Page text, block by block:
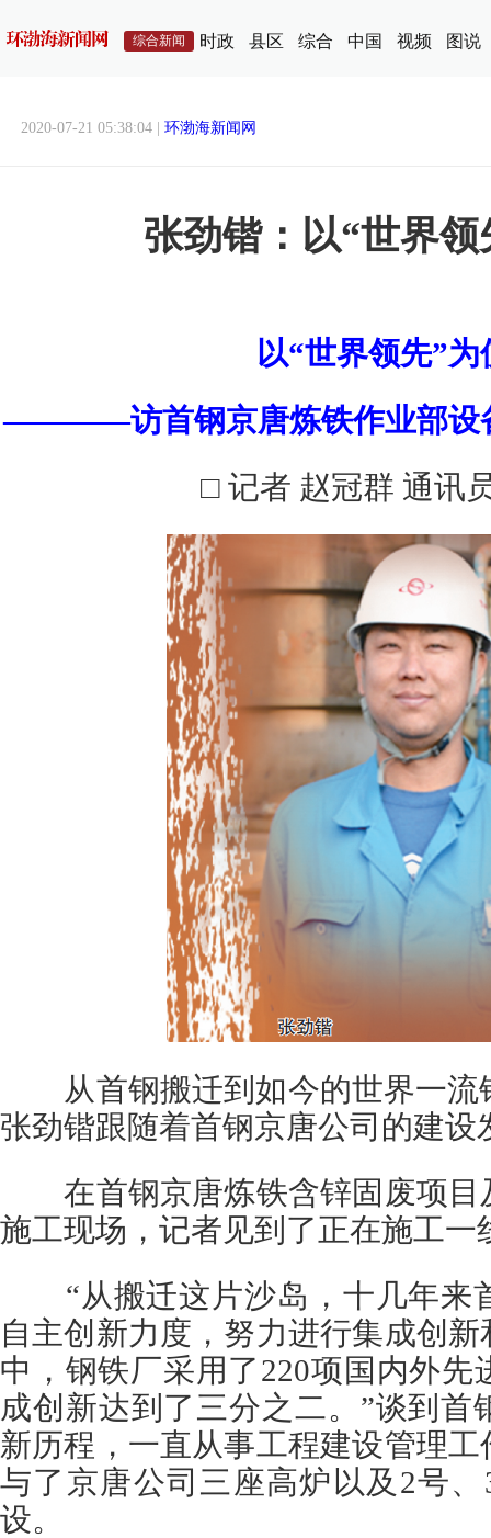
综合新闻 时政 县区 综合 中国 视频 图说
2020-07-21 05:38:04 | 环渤海新闻网
张劲锴：以“世界领
以“世界领先”为
————访首钢京唐炼铁作业部设
□ 记者 赵冠群 通讯
从首钢搬迁到如今的世界一流
张劲锴跟随着首钢京唐公司的建设
在首钢京唐炼铁含锌固废项目
施工现场，记者见到了正在施工一
“从搬迁这片沙岛，十几年来
自主创新力度，努力进行集成创
中，钢铁厂采用了220项国内外先
成创新达到了三分之二。”谈到首
新历程，一直从事工程建设管理
与了京唐公司三座高炉以及2号
设。